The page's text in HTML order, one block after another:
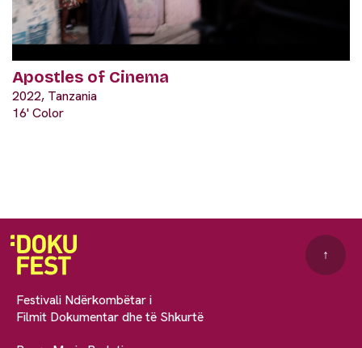
Apostles of Cinema
2022, Tanzania
16' Color
Festivali Ndërkombëtar i
Filmit Dokumentar dhe të Shkurtë
↑